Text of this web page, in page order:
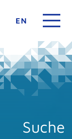
EN
Suche